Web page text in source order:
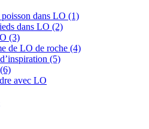
dans LO (1)
dans LO (2)
(3)
de LO de roche (4)
(5)
avec LO